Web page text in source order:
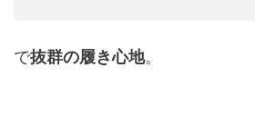
で抜群の履き心地。